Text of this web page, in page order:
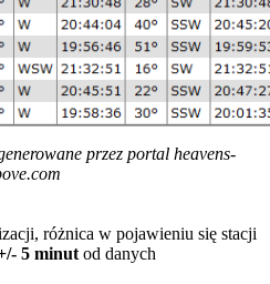
przez portal heavens-
różnica w pojawieniu się stacji
5 minut od danych